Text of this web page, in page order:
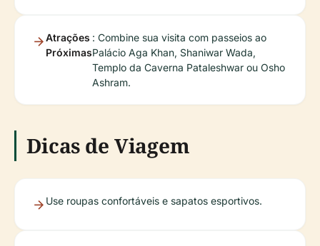
Atrações
Próximas
: Combine sua visita com passeios ao
Palácio Aga Khan, Shaniwar Wada,
Templo da Caverna Pataleshwar ou Osho
Ashram.
Dicas de Viagem
Use roupas confortáveis e sapatos esportivos.